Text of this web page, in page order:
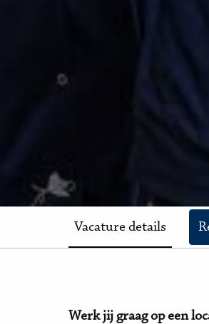
Vacature details
Werk jij graag op een